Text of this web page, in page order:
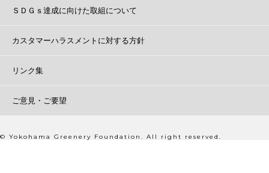
ＳＤＧｓ達成に向けた取組について
カスタマーハラスメントに対する方針
リンク集
ご意見・ご要望
© Yokohama Greenery Foundation. All right reserved.